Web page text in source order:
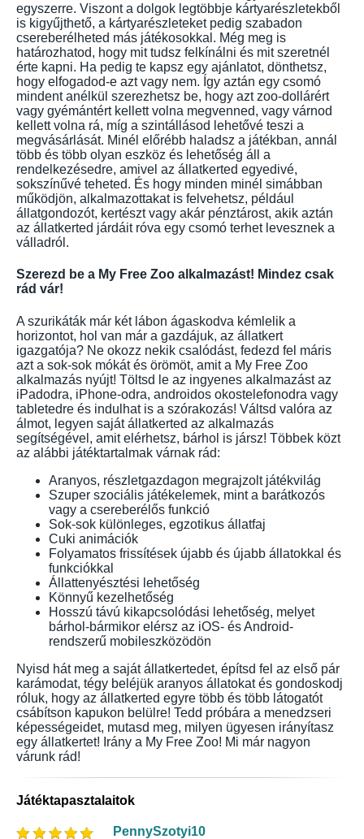
egyszerre. Viszont a dolgok legtöbbje kártyarészletekből
is kigyűjthető, a kártyarészleteket pedig szabadon
csereberélheted más játékosokkal. Még meg is
határozhatod, hogy mit tudsz felkínálni és mit szeretnél
érte kapni. Ha pedig te kapsz egy ajánlatot, dönthetsz,
hogy elfogadod-e azt vagy nem. Így aztán egy csomó
mindent anélkül szerezhetsz be, hogy azt zoo-dollárért
vagy gyémántért kellett volna megvenned, vagy várnod
kellett volna rá, míg a szintállásod lehetővé teszi a
megvásárlását. Minél előrébb haladsz a játékban, annál
több és több olyan eszköz és lehetőség áll a
rendelkezésedre, amivel az állatkerted egyedivé,
sokszínűvé teheted. És hogy minden minél simábban
működjön, alkalmazottakat is felvehetsz, például
állatgondozót, kertészt vagy akár pénztárost, akik aztán
az állatkerted járdáit róva egy csomó terhet levesznek a
válladról.
Szerezd be a My Free Zoo alkalmazást! Mindez csak
rád vár!
A szurikáták már két lábon ágaskodva kémlelik a
horizontot, hol van már a gazdájuk, az állatkert
igazgatója? Ne okozz nekik csalódást, fedezd fel máris
azt a sok-sok mókát és örömöt, amit a My Free Zoo
alkalmazás nyújt! Töltsd le az ingyenes alkalmazást az
iPadodra, iPhone-odra, androidos okostelefonodra vagy
tabletedre és indulhat is a szórakozás! Váltsd valóra az
álmot, legyen saját állatkerted az alkalmazás
segítségével, amit elérhetsz, bárhol is jársz! Többek közt
az alábbi játéktartalmak várnak rád:
Aranyos, részletgazdagon megrajzolt játékvilág
Szuper szociális játékelemek, mint a barátkozós
vagy a csereberélős funkció
Sok-sok különleges, egzotikus állatfaj
Cuki animációk
Folyamatos frissítések újabb és újabb állatokkal és
funkciókkal
Állattenyésztési lehetőség
Könnyű kezelhetőség
Hosszú távú kikapcsolódási lehetőség, melyet
bárhol-bármikor elérsz az iOS- és Android-
rendszerű mobileszközödön
Nyisd hát meg a saját állatkertedet, építsd fel az első pár
karámodat, tégy beléjük aranyos állatokat és gondoskodj
róluk, hogy az állatkerted egyre több és több látogatót
csábítson kapukon belülre! Tedd próbára a menedzseri
képességeidet, mutasd meg, milyen ügyesen irányítasz
egy állatkertet! Irány a My Free Zoo! Mi már nagyon
várunk rád!
Játéktapasztalaitok
PennySzotyi10